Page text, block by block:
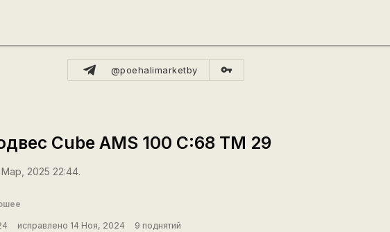
@poehalimarketby vpn_key
Cube AMS 100 C:68 TM 29
2025 22:44.
исправлено 14 Ноя, 2024 9 поднятий